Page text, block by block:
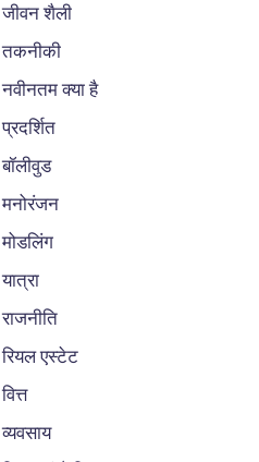
जीवन शैली
तकनीकी
नवीनतम क्या है
प्रदर्शित
बॉलीवुड
मनोरंजन
मोडलिंग
यात्रा
राजनीति
रियल एस्टेट
वित्त
व्यवसाय